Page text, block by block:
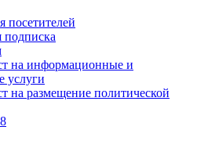
посетителей
подписка
на информационные и
услуги
на размещение политической